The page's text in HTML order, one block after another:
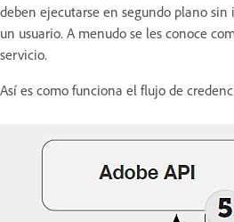
deben ejecutarse en segundo plano
un usuario. A menudo se les conoce
servicio.
Así es como funciona el flujo de